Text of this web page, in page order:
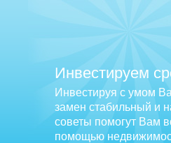
Инвестируем
Инвестируя с умом
замен стабильный и
советы помогут Вам
помощью